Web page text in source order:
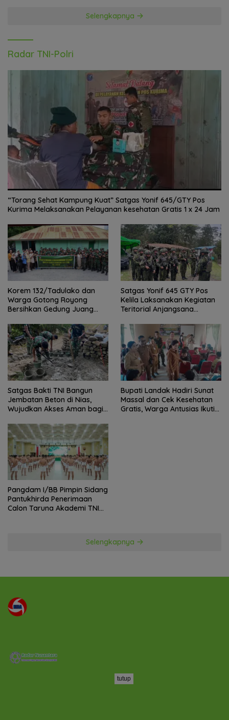
Selengkapnya
Radar TNI-Polri
“Torang Sehat Kampung Kuat” Satgas Yonif 645/GTY Pos
Kurima Melaksanakan Pelayanan kesehatan Gratis 1 x 24 Jam
Korem 132/Tadulako dan
Warga Gotong Royong
Bersihkan Gedung Juang
Satgas Yonif 645 GTY Pos
Kelila Laksanakan Kegiatan
Teritorial Anjangsana
Lurah
Satgas Bakti TNI Bangun
Jembatan Beton di Nias,
Wujudkan Akses Aman bagi
Bupati Landak Hadiri Sunat
Massal dan Cek Kesehatan
Gratis, Warga Antusias Ikuti
Pangdam I/BB Pimpin Sidang
Pantukhirda Penerimaan
Calon Taruna Akademi TNI
Selengkapnya
tutup